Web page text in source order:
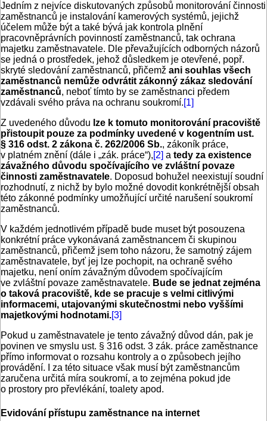
Jedním z nejvíce diskutovaných způsobů monitorování činnosti
zaměstnanců je instalování kamerových systémů, jejichž
účelem může být a také bývá jak kontrola plnění
pracovněprávních povinností zaměstnanců, tak ochrana
majetku zaměstnavatele. Dle převažujících odborných názorů
se jedná o prostředek, jehož důsledkem je otevřené, popř.
skryté sledování zaměstnanců, přičemž ani souhlas všech
zaměstnanců nemůže odvrátit zákonný zákaz sledování
zaměstnanců, neboť tímto by se zaměstnanci předem
vzdávali svého práva na ochranu soukromí.[1]
Z uvedeného důvodu lze k tomuto monitorování pracoviště
přistoupit pouze za podmínky uvedené v kogentním ust.
§ 316 odst. 2 zákona č. 262/2006 Sb., zákoník práce,
v platném znění (dále i „zák. práce“),[2] a tedy za existence
závažného důvodu spočívajícího ve zvláštní povaze
činnosti zaměstnavatele. Doposud bohužel neexistují soudní
rozhodnutí, z nichž by bylo možné dovodit konkrétnější obsah
této zákonné podmínky umožňující určité narušení soukromí
zaměstnanců.
V každém jednotlivém případě bude muset být posouzena
konkrétní práce vykonávaná zaměstnancem či skupinou
zaměstnanců, přičemž jsem toho názoru, že samotný zájem
zaměstnavatele, byť jej lze pochopit, na ochraně svého
majetku, není oním závažným důvodem spočívajícím
ve zvláštní povaze zaměstnavatele. Bude se jednat zejména
o taková pracoviště, kde se pracuje s velmi citlivými
informacemi, utajovanými skutečnostmi nebo vyššími
majetkovými hodnotami.[3]
Pokud u zaměstnavatele je tento závažný důvod dán, pak je
povinen ve smyslu ust. § 316 odst. 3 zák. práce zaměstnance
přímo informovat o rozsahu kontroly a o způsobech jejího
provádění. I za této situace však musí být zaměstnancům
zaručena určitá míra soukromí, a to zejména pokud jde
o prostory pro převlékání, toalety apod.
Evidování přístupu zaměstnance na internet